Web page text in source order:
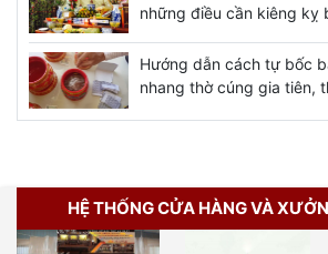
những điều cần kiêng kỵ
Hướng dẫn cách tự bốc
nhang thờ cúng gia tiên,
HỆ THỐNG CỬA HÀNG VÀ